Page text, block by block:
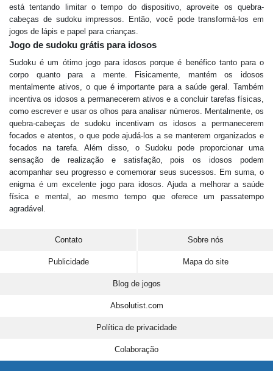
está tentando limitar o tempo do dispositivo, aproveite os quebra-
cabeças de sudoku impressos. Então, você pode transformá-los em
jogos de lápis e papel para crianças.
Jogo de sudoku grátis para idosos
Sudoku é um ótimo jogo para idosos porque é benéfico tanto para o
corpo quanto para a mente. Fisicamente, mantém os idosos
mentalmente ativos, o que é importante para a saúde geral. Também
incentiva os idosos a permanecerem ativos e a concluir tarefas físicas,
como escrever e usar os olhos para analisar números. Mentalmente, os
quebra-cabeças de sudoku incentivam os idosos a permanecerem
focados e atentos, o que pode ajudá-los a se manterem organizados e
focados na tarefa. Além disso, o Sudoku pode proporcionar uma
sensação de realização e satisfação, pois os idosos podem
acompanhar seu progresso e comemorar seus sucessos. Em suma, o
enigma é um excelente jogo para idosos. Ajuda a melhorar a saúde
física e mental, ao mesmo tempo que oferece um passatempo
agradável.
Contato Sobre nós
Publicidade Mapa do site
Blog de jogos
Absolutist.com
Política de privacidade
Colaboração